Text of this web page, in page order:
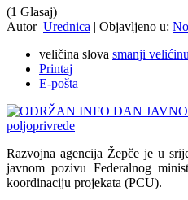
(1 Glasaj)
Autor Urednica | Objavljeno u:
veličina slova smanji
Printaj
E-pošta
Razvojna agencija Žepče je u
javnom pozivu Federalnog
koordinaciju projekata (PCU).